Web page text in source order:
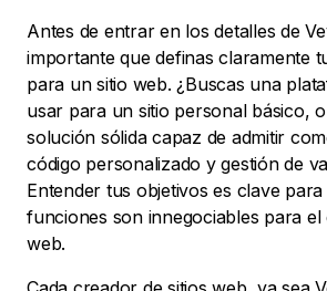
Antes de entrar en los detalles de
importante que definas claramente
para un sitio web. ¿Buscas una
usar para un sitio personal básico,
solución sólida capaz de admitir
código personalizado y gestión de
Entender tus objetivos es clave
funciones son innegociables para el
web.